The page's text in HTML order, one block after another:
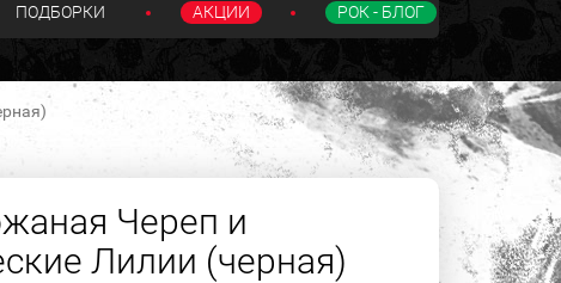
ПОДБОРКИ АКЦИИ РОК - БЛОГ
Череп и
Лилии (черная)